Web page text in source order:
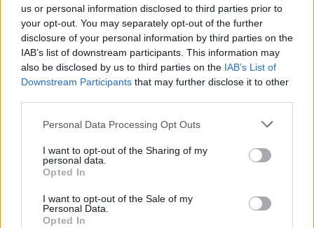
us or personal information disclosed to third parties prior to
your opt-out. You may separately opt-out of the further
disclosure of your personal information by third parties on the
IAB’s list of downstream participants. This information may
also be disclosed by us to third parties on the IAB’s List of
Downstream Participants that may further disclose it to other
Personal Data Processing Opt Outs
I want to opt-out of the Sharing of my
personal data.
Opted In
I want to opt-out of the Sale of my
Personal Data.
Opted In
19:16
Σαμοθράκη: Στο νοσοκομείο 15χρονη μετά από πτώση –
Ειδοποίησε μόνη της το 112
Φωτιές στο Ρέθυμνο: Αποζημιώσεις και για τον
κατεστραμμένο εξοπλισμό άρδευσης
Κυψέλη: Η πρώτη δήλωση της οικογένειας της 38χρονης
Λίζα που βρέθηκε νεκρή
18:59
Καστέλλι: Παρουσία του υπ. Υποδομών Χρίστου Δήμα οι
υπογραφές για τα ραντάρ του νέου αεροδρομίου